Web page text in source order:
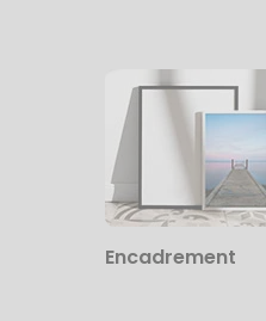
Encadrement